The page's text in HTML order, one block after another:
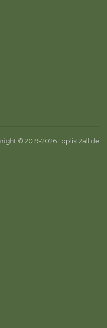
© 2019-2026 Toplist2all.de